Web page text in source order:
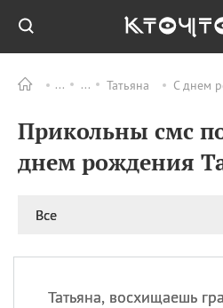
Татьяна C днем
Прикольны смс
днем рождения
Все
Татьяна, восхищаешь
09.08